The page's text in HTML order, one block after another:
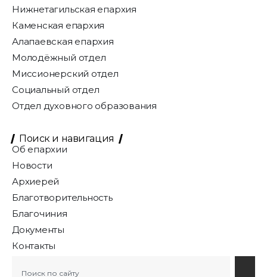
Нижнетагильская епархия
Каменская епархия
Алапаевская епархия
Молодёжный отдел
Миссионерский отдел
Социальный отдел
Отдел духовного образования
Поиск и навигация
Об епархии
Новости
Архиерей
Благотворительность
Благочиния
Документы
Контакты